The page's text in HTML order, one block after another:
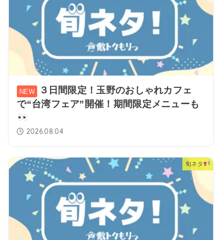
３日間限定！玉野のおしゃれカフェ
で“台湾フェア”開催！期間限定メニューも
2026.08.04
旬ネタ